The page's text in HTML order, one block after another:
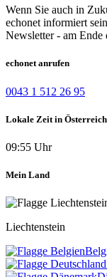
Wenn Sie auch in
echonet informiert
Newsletter - am Ende
echonet anrufen
0043 1 512 26 95
Lokale Zeit in Österreich
09:55 Uhr
Mein Land
Liechtenstein